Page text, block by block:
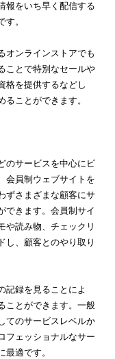
報をいち早く配信する
す。
オンラインストアでも
ことで特別なセールや
格を提供するなどし
ることができます。
のサービスを中心にビ
会員制ウェブサイトを
ずさまざまな顧客にサ
できます。会員制サイ
や読み物、チェックリ
し、顧客とのやり取り
記録を見ることによ
ことができます。一般
てのサービスレベルか
フェッショナルなサー
最適です。